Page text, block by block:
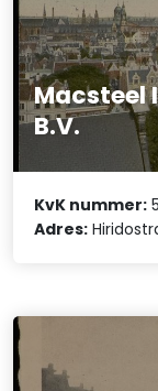
Macsteel
B.V.
KvK nummer:
Adres: